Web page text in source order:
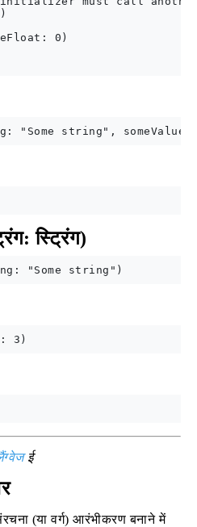
0)
स्ट्रिंग)
ई
(या वर्ग) आरंभीकरण बनाने में